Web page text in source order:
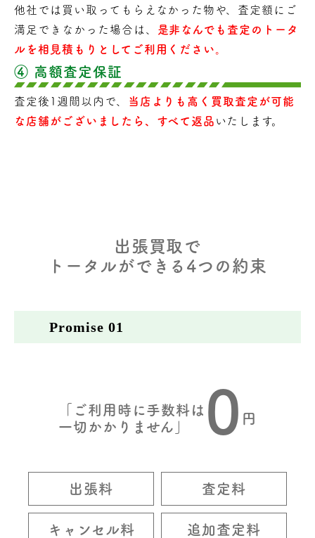
他社では買い取ってもらえなかった物や、査定額にご
満足できなかった場合は、 是非なんでも査定のトータ
ルを相見積もりとしてご利用ください。
④ 高額査定保証
査定後1週間以内で、
当店よりも高く買取査定が可能
な店舗がございましたら、すべて返品 いたします。
出張買取で
トータルができる4つの約束
Promise 01
「ご利用時に手数料は
一切かかりません」
0 円
出張料 査定料
キャンセル料 追加査定料